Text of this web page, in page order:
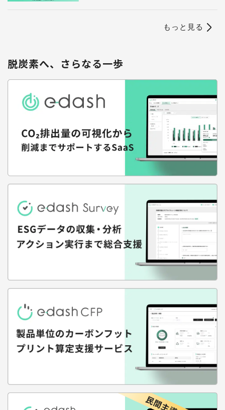
もっと見る
脱炭素へ、さらなる一歩